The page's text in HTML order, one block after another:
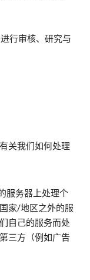
行审核、研究与
关我们如何处理
服务器上处理个
家/地区之外的服
自己的服务而处
三方（例如广告